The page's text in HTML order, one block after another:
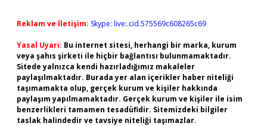
Reklam ve İletişim: Skype: live:.cid.575569c608265c69
Yasal Uyarı: Bu internet sitesi, herhangi bir marka, kurum
veya şahıs şirketi ile hiçbir bağlantısı bulunmamaktadır.
Sitede yalnızca kendi hazırladığımız makaleler
paylaşılmaktadır. Burada yer alan içerikler haber niteliği
taşımamakta olup, gerçek kurum ve kişiler hakkında
paylaşım yapılmamaktadır. Gerçek kurum ve kişiler ile isim
benzerlikleri tamamen tesadüfidir. Sitemizdeki bilgiler
taslak halindedir ve tavsiye niteliği taşımazlar.